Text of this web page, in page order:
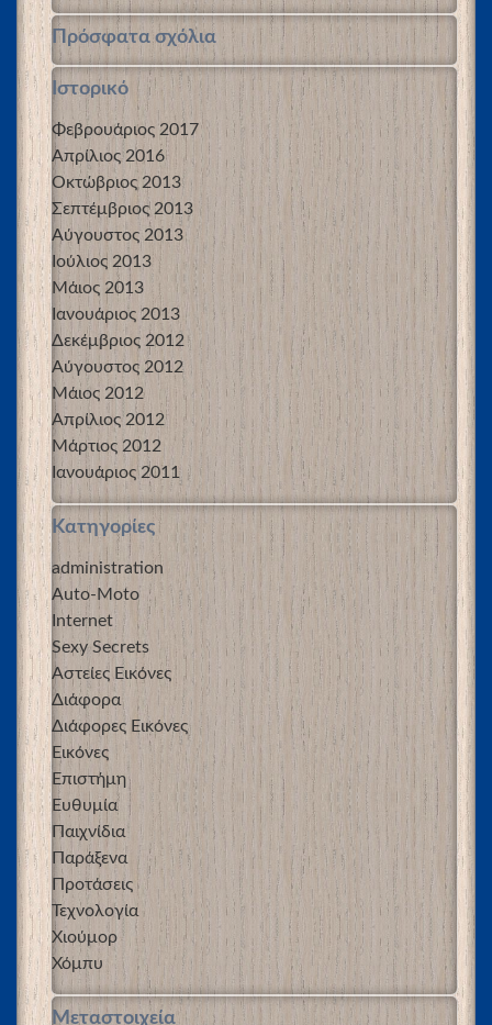
Πρόσφατα σχόλια
Ιστορικό
Φεβρουάριος 2017
Απρίλιος 2016
Οκτώβριος 2013
Σεπτέμβριος 2013
Αύγουστος 2013
Ιούλιος 2013
Μάιος 2013
Ιανουάριος 2013
Δεκέμβριος 2012
Αύγουστος 2012
Μάιος 2012
Απρίλιος 2012
Μάρτιος 2012
Ιανουάριος 2011
Kατηγορίες
administration
Auto-Moto
Internet
Sexy Secrets
Αστείες Εικόνες
Διάφορα
Διάφορες Εικόνες
Εικόνες
Επιστήμη
Ευθυμία
Παιχνίδια
Παράξενα
Προτάσεις
Τεχνολογία
Χιούμορ
Χόμπυ
Μεταστοιχεία